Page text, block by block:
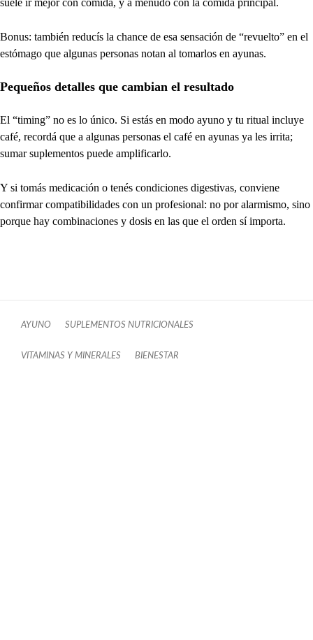
Bonus: también reducís la chance de esa sensación de “revuelto” en el
estómago que algunas personas notan al tomarlos en ayunas.
Pequeños detalles que cambian el resultado
El “timing” no es lo único. Si estás en modo ayuno y tu ritual incluye
café, recordá que a algunas personas el café en ayunas ya les irrita;
sumar suplementos puede amplificarlo.
Y si tomás medicación o tenés condiciones digestivas, conviene
confirmar compatibilidades con un profesional: no por alarmismo, sino
porque hay combinaciones y dosis en las que el orden sí importa.
AYUNO SUPLEMENTOS NUTRICIONALES
VITAMINAS Y MINERALES BIENESTAR